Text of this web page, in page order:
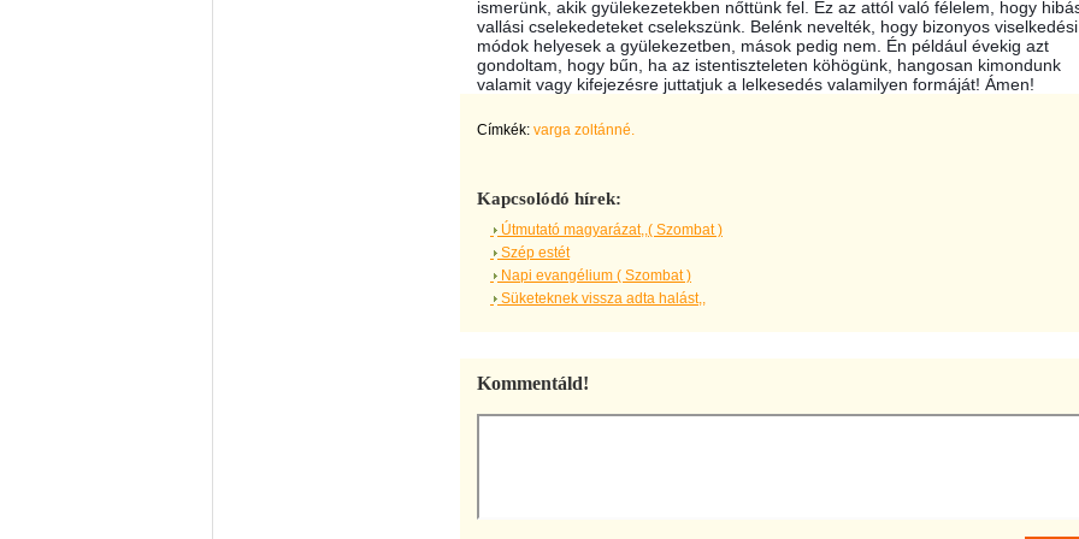
ismerünk, akik gyülekezetekben nőttünk fel. Ez az attól való félelem, hogy
vallási cselekedeteket cselekszünk. Belénk nevelték, hogy bizonyos viselkedési
módok helyesek a gyülekezetben, mások pedig nem. Én például évekig azt
gondoltam, hogy bűn, ha az istentiszteleten köhögünk, hangosan kimondunk
valamit vagy kifejezésre juttatjuk a lelkesedés valamilyen formáját! Ámen!
Címkék: varga zoltánné.
Kapcsolódó hírek:
Útmutató magyarázat,,( Szombat )
Szép estét
Napi evangélium ( Szombat )
Süketeknek vissza adta halást,,
Kommentáld!